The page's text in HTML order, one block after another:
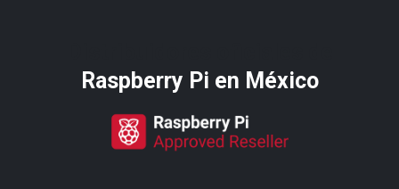
Raspberry Pi​ en México